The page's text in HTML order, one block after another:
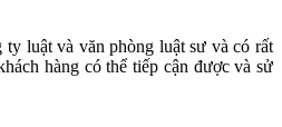
luật và văn phòng luật sư và có rất
hàng có thể tiếp cận được và sử